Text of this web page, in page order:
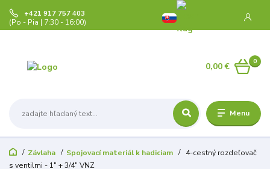
Menu
+421 917 757 403
(Po - Pia | 7:30 - 16:00)
0
0,00 €
Závlaha Spojovací materiál k hadiciam
4-cestný rozdeľovač
s ventilmi - 1" + 3/4" VNZ